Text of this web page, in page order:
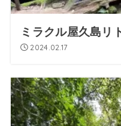
ミラクル屋久島リ
2024.02.17